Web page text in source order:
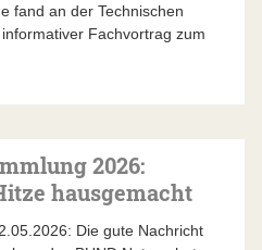
fand an der Technischen
Fachvortrag zum
2026:
hausgemacht
Die gute Nachricht